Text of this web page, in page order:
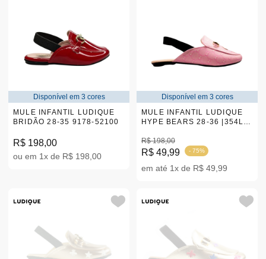
Disponível em 3 cores
MULE INFANTIL LUDIQUE
BRIDÃO 28-35 9178-52100
R$ 198,00
ou em 1x de R$ 198,00
Disponível em 3 cores
MULE INFANTIL LUDIQUE
HYPE BEARS 28-36 |354L-
R$ 198,00
R$ 49,99 - 75%
em até 1x de R$ 49,99